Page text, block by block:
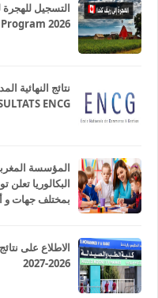
2026
ENCG
البكالوريا تعلن
بمختلف جهات و
الاطلاع على
2026-2027